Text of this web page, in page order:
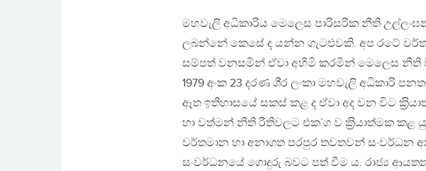
මහවැලි අධිකාරිය මෙලෙස පාරිසරික නීති
ලබන්නේ කෙසේ ද යන්න ගැටළුවකි. අප රටේ
සම්පත් වනසමින් ඒවා අහිමි කරමින් මෙලෙස
1979 අංක 23 දරණ ශි‍්‍ර ලංකා මහවැලි අධිකාරි
ඈත ඉතිහාසයේ සකස් කළ ද ඒවා අද වන විට
හා වත්මන් නීති රීතිවලට එක`ග ව ක‍්‍රියාත්මක
වර්තමාන හා අනාගත පරපුර තවතවන් සංවර්ධන
සංවර්ධනයේ ගොදුරු බවට පත් වීම ය. රාජ්‍ය